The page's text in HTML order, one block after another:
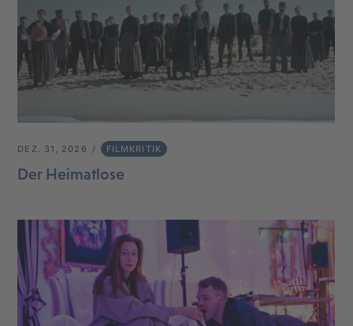
DEZ. 31, 2026 FILMKRITIK
Der Heimatlose